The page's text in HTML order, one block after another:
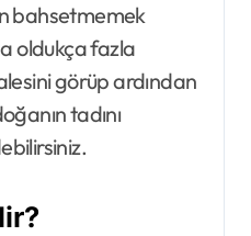
bahsetmemek
oldukça fazla
görüp ardından
tadını